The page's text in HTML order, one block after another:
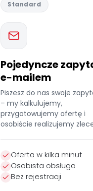
Standard
Pojedyncze
e-mailem
Piszesz do nas swoje
– my kalkulujemy,
przygotowujemy ofertę i
osobiście realizujemy
Oferta w kilka minut
Osobista obsługa
Bez rejestracji